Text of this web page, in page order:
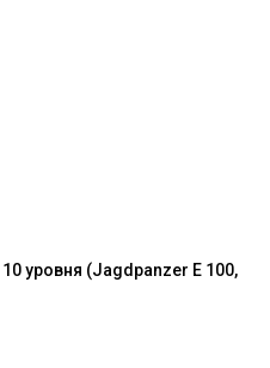
уровня (Jagdpanzer E 100,